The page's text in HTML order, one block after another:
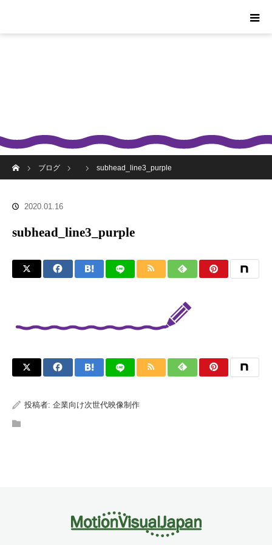
ブログ
subhead_line3_purple
2020.01.16
subhead_line3_purple
投稿者: 企業向け次世代映像制作